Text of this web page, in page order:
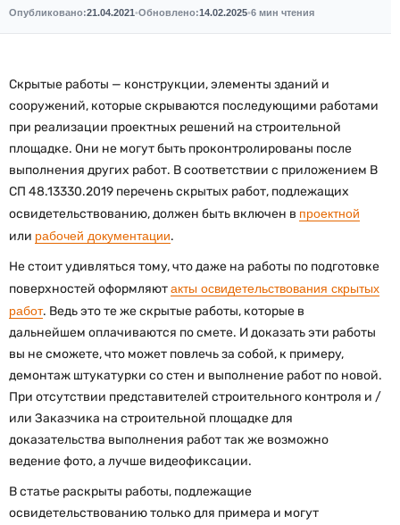
Опубликовано:21.04.2021•Обновлено:14.02.2025•6 мин чтения
Скрытые работы — конструкции, элементы зданий и
сооружений, которые скрываются последующими работами
при реализации проектных решений на строительной
площадке. Они не могут быть проконтролированы после
выполнения других работ. В соответствии с приложением В
СП 48.13330.2019 перечень скрытых работ, подлежащих
освидетельствованию, должен быть включен в проектной
или рабочей документации.
Не стоит удивляться тому, что даже на работы по подготовке
поверхностей оформляютакты освидетельствования скрытых
работ. Ведь это те же скрытые работы, которые в
дальнейшем оплачиваются по смете. И доказать эти работы
вы не сможете, что может повлечь за собой, к примеру,
демонтаж штукатурки со стен и выполнение работ по новой.
При отсутствии представителей строительного контроля и /
или Заказчика на строительной площадке для
доказательства выполнения работ так же возможно
ведение фото, а лучше видеофиксации.
В статье раскрыты работы, подлежащие
освидетельствованию только для примера и могут